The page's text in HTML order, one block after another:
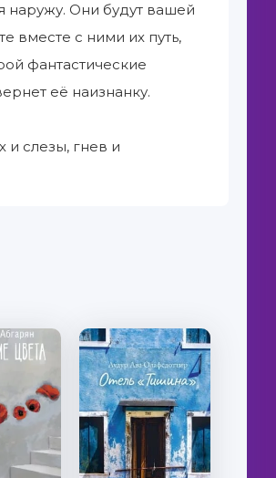
наружу. Они будут вашей
вместе с ними их путь,
фантастические
её наизнанку.
и слезы, гнев и